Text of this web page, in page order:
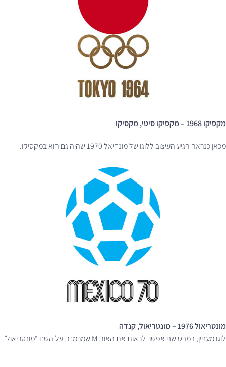
מקסיקו 1968 – מקסיקו סיטי, מקסיקו
מכאן כנראה הגיע העיצוב ללוגו של מונדיאל 1970 שהיה גם הוא במקסיקו.
מונטריאול 1976 – מונטריאול, קנדה
לוגו מעניין, במבט שני אפשר לראות את האות M שמרמזת על השם “מונטריאול”.